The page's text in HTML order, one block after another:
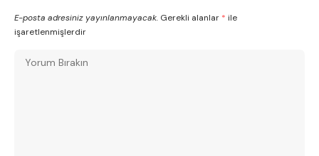
E-posta adresiniz yayınlanmayacak. Gerekli alanlar * ile
işaretlenmişlerdir